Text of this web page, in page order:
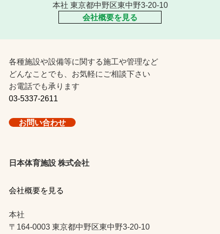
本社 東京都中野区東中野3-20-10
会社概要を見る
各種施設や設備等に関する施工や管理など
どんなことでも、お気軽にご相談下さい
お電話でも承ります
03-5337-2611
お問い合わせ
日本体育施設 株式会社
会社概要を見る
本社
〒164-0003 東京都中野区東中野3-20-10